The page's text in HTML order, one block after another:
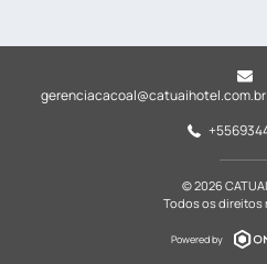
gerenciacacoal@catuaihotel.com.br
© 2026 CATUAI
Todos os direitos
Powered by